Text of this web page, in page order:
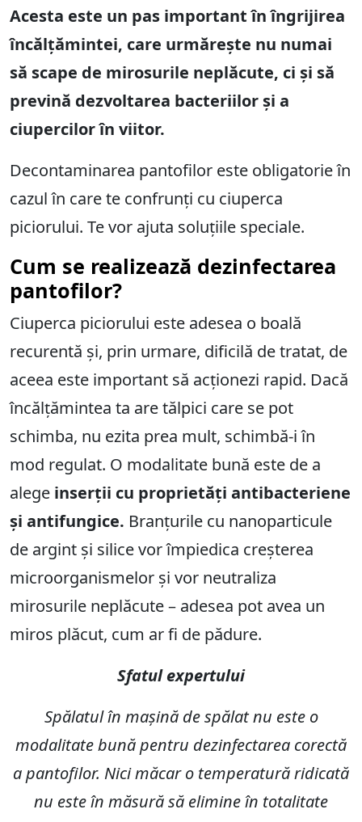
Acesta este un pas important în îngrijirea
încălțămintei, care urmărește nu numai
să scape de mirosurile neplăcute, ci și să
prevină dezvoltarea bacteriilor și a
ciupercilor în viitor.
Decontaminarea pantofilor este obligatorie în
cazul în care te confrunți cu ciuperca
piciorului. Te vor ajuta soluțiile speciale.
Cum se realizează dezinfectarea
pantofilor?
Ciuperca piciorului este adesea o boală
recurentă și, prin urmare, dificilă de tratat, de
aceea este important să acționezi rapid. Dacă
încălțămintea ta are tălpici care se pot
schimba, nu ezita prea mult, schimbă-i în
mod regulat. O modalitate bună este de a
alege inserții cu proprietăți antibacteriene
și antifungice. Branțurile cu nanoparticule
de argint și silice vor împiedica creșterea
microorganismelor și vor neutraliza
mirosurile neplăcute – adesea pot avea un
miros plăcut, cum ar fi de pădure.
Sfatul expertului
Spălatul în mașină de spălat nu este o
modalitate bună pentru dezinfectarea corectă
a pantofilor. Nici măcar o temperatură ridicată
nu este în măsură să elimine în totalitate